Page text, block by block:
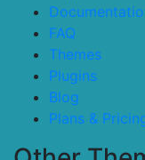
FAQ
Themes
Plugins
Blog
Plans &